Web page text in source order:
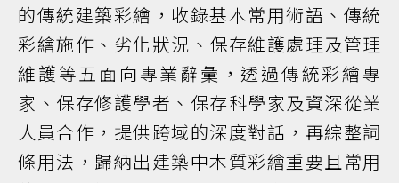
的傳統建築彩繪，收錄基本常用術語、傳統
彩繪施作、劣化狀況、保存維護處理及管理
維護等五面向專業辭彙，透過傳統彩繪專
家、保存修護學者、保存科學家及資深從業
人員合作，提供跨域的深度對話，再綜整詞
條用法，歸納出建築中木質彩繪重要且常用